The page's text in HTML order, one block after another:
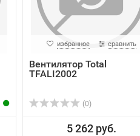
избранное сравнить
Вентилятор Total
TFALI2002
(0)
5 262 руб.